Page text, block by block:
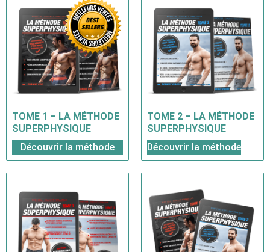
TOME 1 – LA MÉTHODE
SUPERPHYSIQUE
Découvrir la méthode
TOME 2 – LA MÉTHODE
SUPERPHYSIQUE
Découvrir la méthode